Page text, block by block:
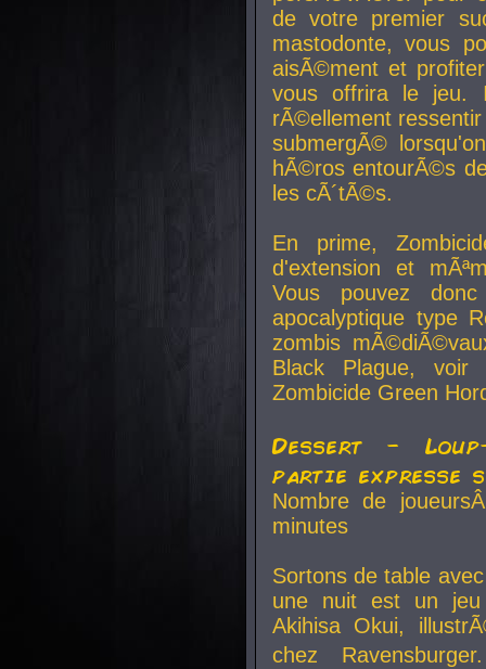
de votre premier
mastodonte, vous
aisÃ©ment et
vous offrira le jeu.
rÃ©ellement
submergÃ©
hÃ©ros entourÃ©s
les cÃ´tÃ©s.
En prime,
d'extension et
Vous pouvez
apocalyptique type
zombis
Black Plague,
Zombicide Green
Dessert -
partie expresse
Nombre de
minutes
Sortons de table
une nuit est un
Akihisa Okui,
chez